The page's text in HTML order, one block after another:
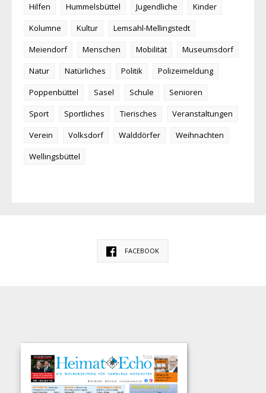
Hilfen
Hummelsbüttel Jugendliche
Kinder
Kolumne
Kultur
Lemsahl-Mellingstedt
Meiendorf
Menschen Mobilität
Museumsdorf
Natur
Natürliches Politik
Polizeimeldung
Poppenbüttel
Sasel Schule
Senioren
Sport
Sportliches Tierisches
Veranstaltungen
Verein
Volksdorf Walddörfer
Weihnachten
Wellingsbüttel
FACEBOOK